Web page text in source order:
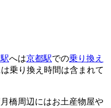
へは京都駅での乗り換え
乗り換え時間は含まれて
橋周辺にはお土産物屋や